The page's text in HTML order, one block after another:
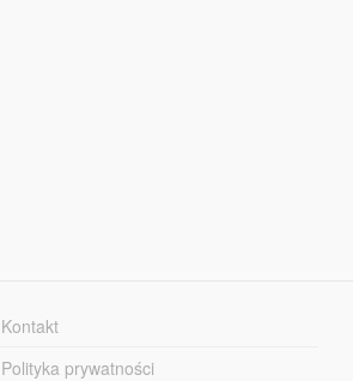
Kontakt
Polityka prywatności